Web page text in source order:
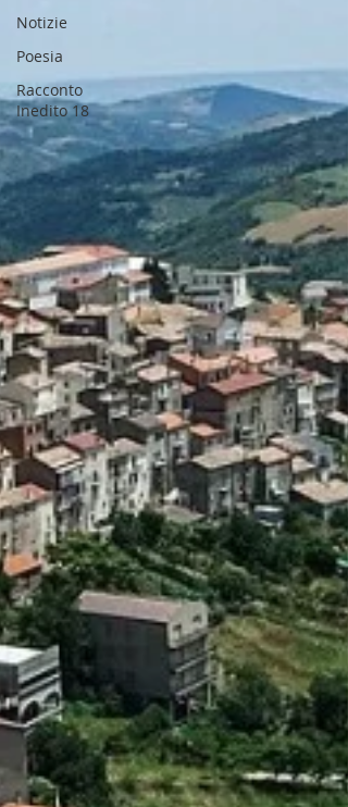
Notizie
Poesia
Racconto
Inedito 18